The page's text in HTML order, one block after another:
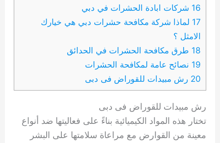
16 شركات ابادة الحشرات في دبي
17 لماذا شركة مكافحة حشرات دبي هي خيارك
الامثل ؟
18 طرق مكافحة الحشرات في الحدائق
19 نصائح عامة لمكافحة الحشرات
20 رش مبيدات للقوراض فى دبى
رش مبيدات للقوراض فى دبى
تختار هذه المواد الكيميائية بناءً على فعاليتها ضد أنواع
معينة من القوارض مع مراعاة سلامتها على البشر